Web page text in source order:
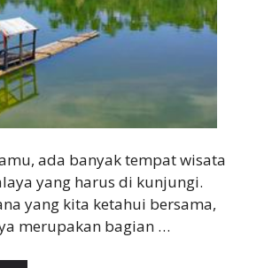
ada banyak tempat wisata
yang harus di kunjungi.
yang kita ketahui bersama,
merupakan bagian …